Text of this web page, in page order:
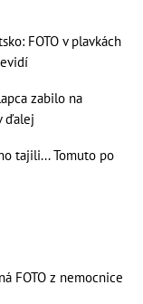
FOTO v plavkách
zabilo na
ďalej
tajili... Tomuto po
FOTO z nemocnice